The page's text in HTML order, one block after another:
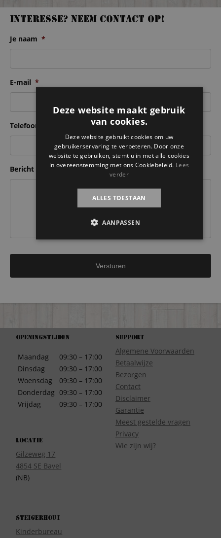
Interesse? Neem contact op!
Je naam *
E-mail *
Telefoonnummer
Bericht
Openingstijden
Maandag
Dinsdag
Woensdag
Donderdag
Vrijdag
09:30 – 17:00
09:30 – 17:00
09:30 – 17:00
09:30 – 17:00
09:30 – 17:00
Locatie
Gilzeweg 17
4854 SE Bavel
(NB)
Support
Algemene Voorwaarden
Betaalwijze
Bezorgen
Contact
Disclaimer
Garantie
Meest gestelde vragen
Privacy
Wie zijn wij?
Steigerhout
Kinderbureau
Deze website maakt gebruik
van cookies.
Deze website gebruikt cookies om uw
gebruikerservaring te verbeteren. Door onze
website te gebruiken, stemt u in met alle cookies
in overeenstemming met ons Cookiebeleid. Lees
verder
ALLES TOESTAAN
AANPASSEN